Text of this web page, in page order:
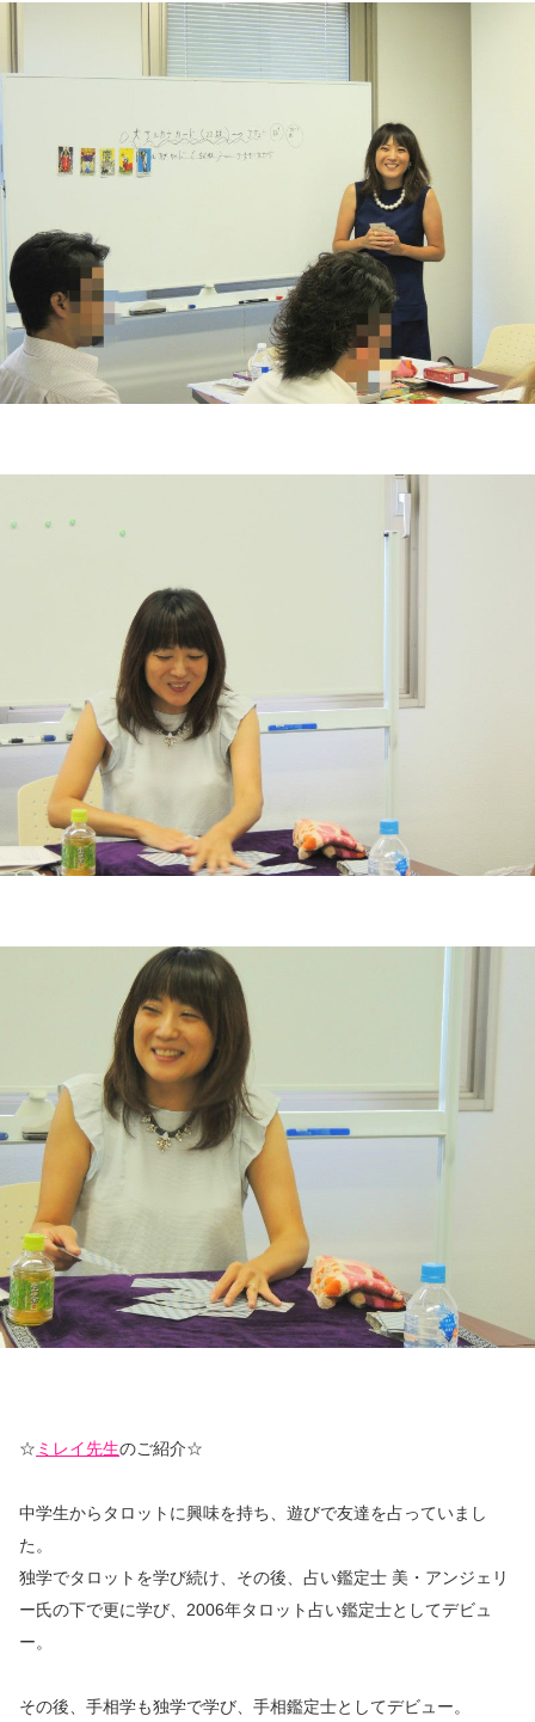
☆ ミレイ先生のご紹介☆
中学生からタロットに興味を持ち、遊びで友達を占っていまし
た。
独学でタロットを学び続け、その後、占い鑑定士 美・アンジェリ
ー氏の下で更に学び、2006年タロット占い鑑定士としてデビュ
ー。
その後、手相学も独学で学び、手相鑑定士としてデビュー。